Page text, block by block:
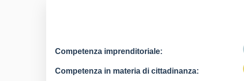
Competenza imprenditoriale:
Competenza in materia di cittadinanza: